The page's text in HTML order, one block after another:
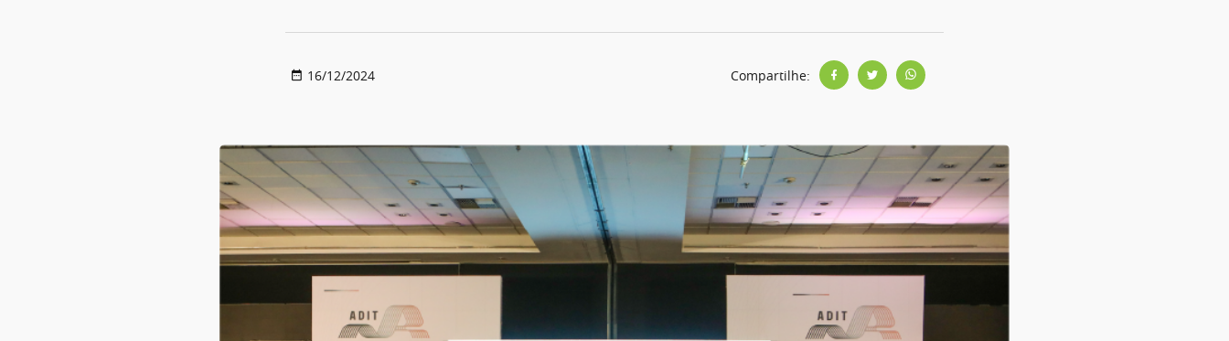
16/12/2024 Compartilhe: